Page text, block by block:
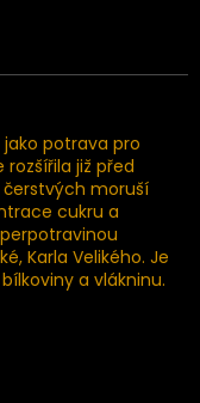
potrava pro
již před
čerstvých moruší
cukru a
Karla Velikého. Je
a vlákninu.
BIO